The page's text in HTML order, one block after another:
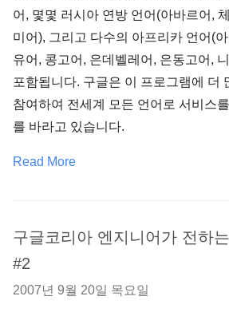
어, 몇몇 러시아 연방 언어(아바르어,
미어), 그리고 다수의 아프리카 언어(
유어, 콩고어, 은데벨레어, 은동고어,
포함됩니다. 구글은 이 프로그램에 더
참여하여 전세계 모든 언어로 서비스
를 바라고 있습니다.
Read More
구글코리아 엔지니어가 전하
#2
2007년 9월 20일 목요일